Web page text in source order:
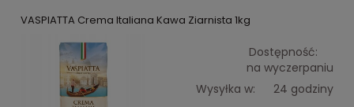
VASPIATTA Crema Italiana Kawa Ziarnista 1kg
Dostępność:
na wyczerpaniu
Wysyłka w:
24 godziny